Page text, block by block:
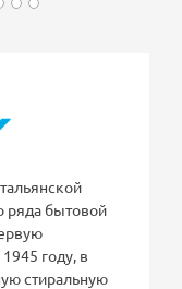
ряда бытовой
году, в
стиральную